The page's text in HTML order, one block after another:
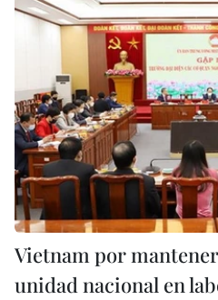
Vietnam por
unidad nacional en